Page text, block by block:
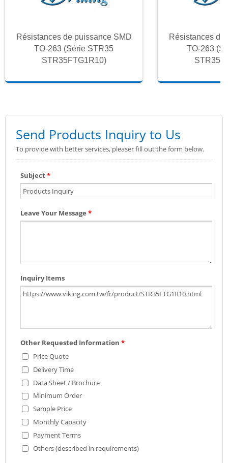
Résistances de puissance SMD
TO-263 (Série STR35
STR35FTG1R10)
Résistances de
TO-263